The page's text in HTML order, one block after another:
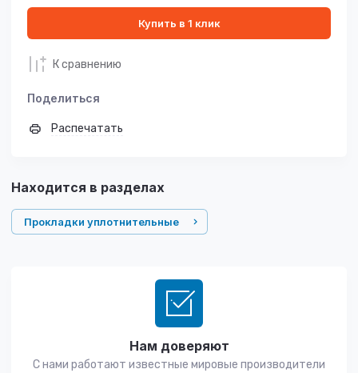
Купить в 1 клик
К сравнению
Поделиться
Распечатать
Находится в разделах
Прокладки уплотнительные
Нам доверяют
С нами работают известные мировые производители